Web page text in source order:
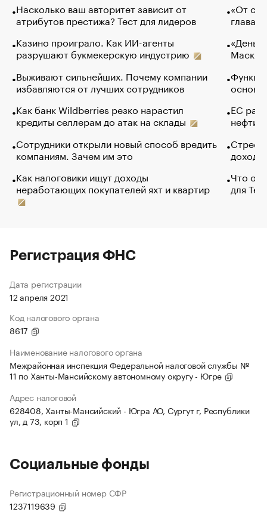
Насколько ваш авторитет зависит от
атрибутов престижа? Тест для лидеров
Казино проиграло. Как ИИ-агенты
разрушают букмекерскую индустрию
Выживают сильнейших. Почему компании
избавляются от лучших сотрудников
Как банк Wildberries резко нарастил
кредиты селлерам до атак на склады
Сотрудники открыли новый способ вредить
компаниям. Зачем им это
Как налоговики ищут доходы
неработающих покупателей яхт и квартир
«От
глава
Маск в
основ
ЕС
нефти
Что
для
Регистрация ФНС
Дата регистрации
12 апреля 2021
Код налогового органа
8617
Наименование налогового органа
Межрайонная инспекция Федеральной налоговой службы №
11 по Ханты-Мансийскому автономному округу - Югре
Адрес налоговой
628408, Ханты-Мансийский - Югра АО, Сургут г, Республики
ул, д 73, корп 1
Социальные фонды
Регистрационный номер СФР
1237119639